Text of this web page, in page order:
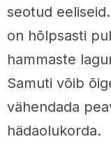
seotud
on hõlpsasti
hammaste
Samuti võib
vähendada
hädaolukorda.